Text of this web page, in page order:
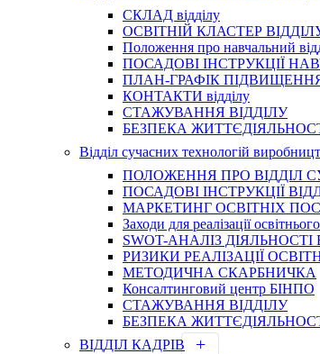
СКЛАД відділу
ОСВІТНІЙ КЛАСТЕР
Положення про навчальний
ПОСАДОВІ ІНСТРУКЦІЇ
ПЛАН-ГРАФІК
КОНТАКТИ відділу
СТАЖУВАННЯ ВІДДІЛУ
БЕЗПЕКА
Відділ сучасних технологій
ПОЛОЖЕННЯ ПРО ВІДДІЛ
ПОСАДОВІ ІНСТРУКЦІЇ
МАРКЕТИНГ ОСВІТНІХ
Заходи для реалізації
SWOT-АНАЛІЗ ДІЯЛЬНОСТІ
РИЗИКИ РЕАЛІЗАЦІЇ
МЕТОДИЧНА СКАРБНИЧКА
Консалтинговий центр БІНПО
СТАЖУВАННЯ ВІДДІЛУ
БЕЗПЕКА
ВІДДІЛ КАДРІВ